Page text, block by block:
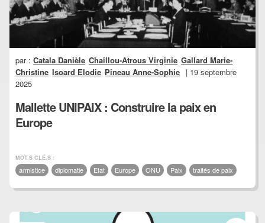
par :Catala Danièle Chaillou-Atrous Virginie Gallard Marie-
Christine Isoard Elodie Pineau Anne-Sophie | 19 septembre
2025
Mallette UNIPAIX : Construire la paix en
Europe
MOT.S CLÉ.S :
armistice diplomatie Etat Europe ONU Paix traités de paix